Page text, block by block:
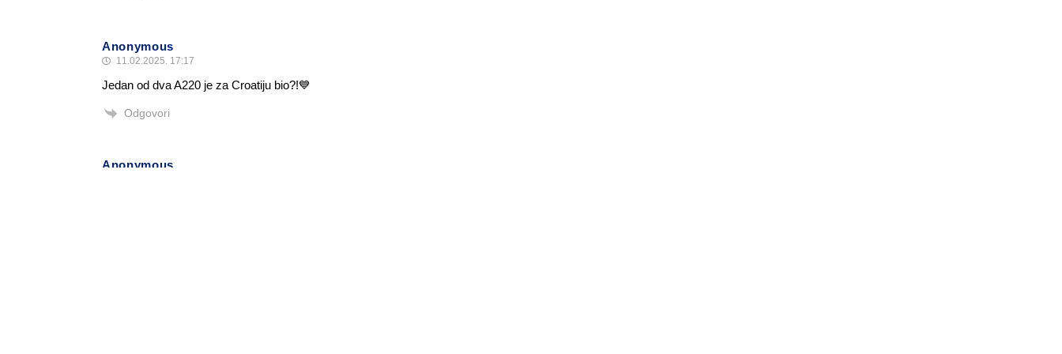
Anonymous
11.02.2025. 17:17
Jedan od dva A220 je za Croatiju bio?!💙
Odgovori
Anonymous